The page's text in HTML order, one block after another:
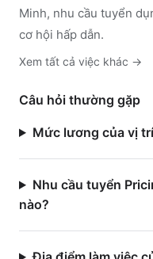
Minh, nhu cầu tuyển
cơ hội hấp dẫn.
Xem tất cả việc khác →
Câu hỏi thường gặp
Mức lương của vị
Nhu cầu tuyển
nào?